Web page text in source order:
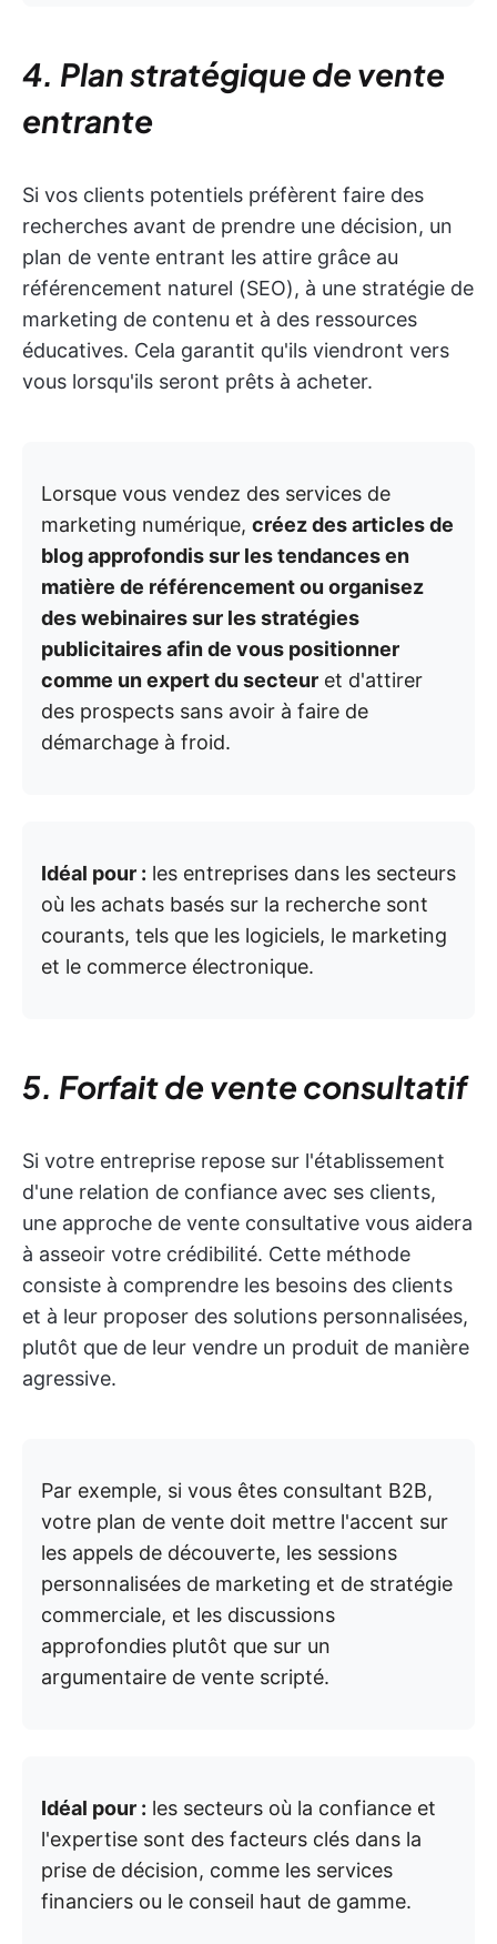
4. Plan stratégique de vente
entrante
Si vos clients potentiels préfèrent faire des
recherches avant de prendre une décision, un
plan de vente entrant les attire grâce au
référencement naturel (SEO), à une stratégie de
marketing de contenu et à des ressources
éducatives. Cela garantit qu'ils viendront vers
vous lorsqu'ils seront prêts à acheter.
Lorsque vous vendez des services de
marketing numérique, créez des articles de
blog approfondis sur les tendances en
matière de référencement ou organisez
des webinaires sur les stratégies
publicitaires afin de vous positionner
comme un expert du secteur et d'attirer
des prospects sans avoir à faire de
démarchage à froid.
Idéal pour : les entreprises dans les secteurs
où les achats basés sur la recherche sont
courants, tels que les logiciels, le marketing
et le commerce électronique.
5. Forfait de vente consultatif
Si votre entreprise repose sur l'établissement
d'une relation de confiance avec ses clients,
une approche de vente consultative vous aidera
à asseoir votre crédibilité. Cette méthode
consiste à comprendre les besoins des clients
et à leur proposer des solutions personnalisées,
plutôt que de leur vendre un produit de manière
agressive.
Par exemple, si vous êtes consultant B2B,
votre plan de vente doit mettre l'accent sur
les appels de découverte, les sessions
personnalisées de marketing et de stratégie
commerciale, et les discussions
approfondies plutôt que sur un
argumentaire de vente scripté.
Idéal pour : les secteurs où la confiance et
l'expertise sont des facteurs clés dans la
prise de décision, comme les services
financiers ou le conseil haut de gamme.